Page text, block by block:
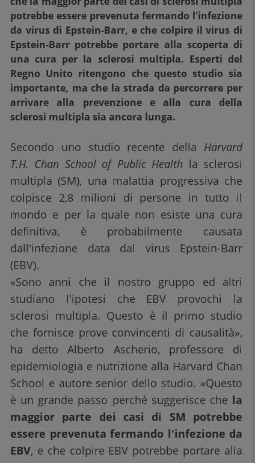
potrebbe essere prevenuta fermando l'infezione
da virus di Epstein-Barr, e che colpire il virus di
Epstein-Barr potrebbe portare alla scoperta di
una cura per la sclerosi multipla. Esperti del
Regno Unito ritengono che questo studio sia
importante, ma che la strada da percorrere per
arrivare alla prevenzione e alla cura della
sclerosi multipla sia ancora lunga.
Secondo uno studio recente della Harvard
T.H. Chan School of Public Health la sclerosi
multipla (SM), una malattia progressiva che
colpisce 2,8 milioni di persone in tutto il
mondo e per la quale non esiste una cura
definitiva, è probabilmente causata
dall'infezione data dal virus Epstein-Barr
(EBV).
«Sono anni che il nostro gruppo ed altri
studiano l'ipotesi che EBV provochi la
sclerosi multipla. Questo è il primo studio
che fornisce prove convincenti di causalità»,
ha detto Alberto Ascherio, professore di
epidemiologia e nutrizione alla Harvard Chan
School e autore senior dello studio. «Questo
è un grande passo perché suggerisce che la
maggior parte dei casi di SM potrebbe
essere prevenuta fermando l'infezione da
EBV, e che colpire EBV potrebbe portare alla